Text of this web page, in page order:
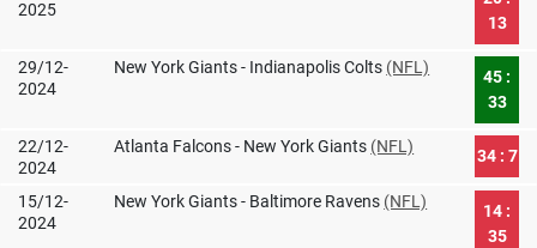
2025
13
29/12-
2024
New York Giants - Indianapolis Colts (NFL)
45 :
33
22/12-
2024
Atlanta Falcons - New York Giants (NFL) 34 : 7
15/12-
2024
New York Giants - Baltimore Ravens (NFL)
14 :
35